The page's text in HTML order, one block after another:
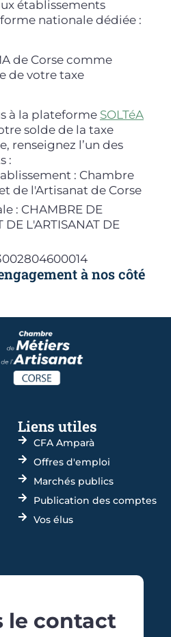
établissements
nationale dédiée :
de Corse comme
de votre taxe
à la plateforme SOLTéA
solde de la taxe
renseignez l’un des
:
: Chambre
de l'Artisanat de Corse
: CHAMBRE DE
DE L'ARTISANAT DE
à nos côté
Liens utiles
CFA Amparà
Offres d'emploi
Marchés publics
Publication des comptes
Vos élus
le contact